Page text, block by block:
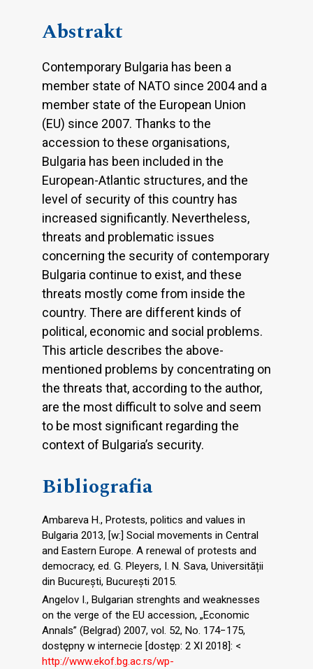
Abstrakt
Contemporary Bulgaria has been a
member state of NATO since 2004 and a
member state of the European Union
(EU) since 2007. Thanks to the
accession to these organisations,
Bulgaria has been included in the
European-Atlantic structures, and the
level of security of this country has
increased significantly. Nevertheless,
threats and problematic issues
concerning the security of contemporary
Bulgaria continue to exist, and these
threats mostly come from inside the
country. There are different kinds of
political, economic and social problems.
This article describes the above-
mentioned problems by concentrating on
the threats that, according to the author,
are the most difficult to solve and seem
to be most significant regarding the
context of Bulgaria’s security.
Bibliografia
Ambareva H., Protests, politics and values in
Bulgaria 2013, [w:] Social movements in Central
and Eastern Europe. A renewal of protests and
democracy, ed. G. Pleyers, I. N. Sava, Universității
din București, București 2015.
Angelov I., Bulgarian strenghts and weaknesses
on the verge of the EU accession, „Economic
Annals” (Belgrad) 2007, vol. 52, No. 174−175,
dostępny w internecie [dostęp: 2 XI 2018]: <
http://www.ekof.bg.ac.rs/wp-